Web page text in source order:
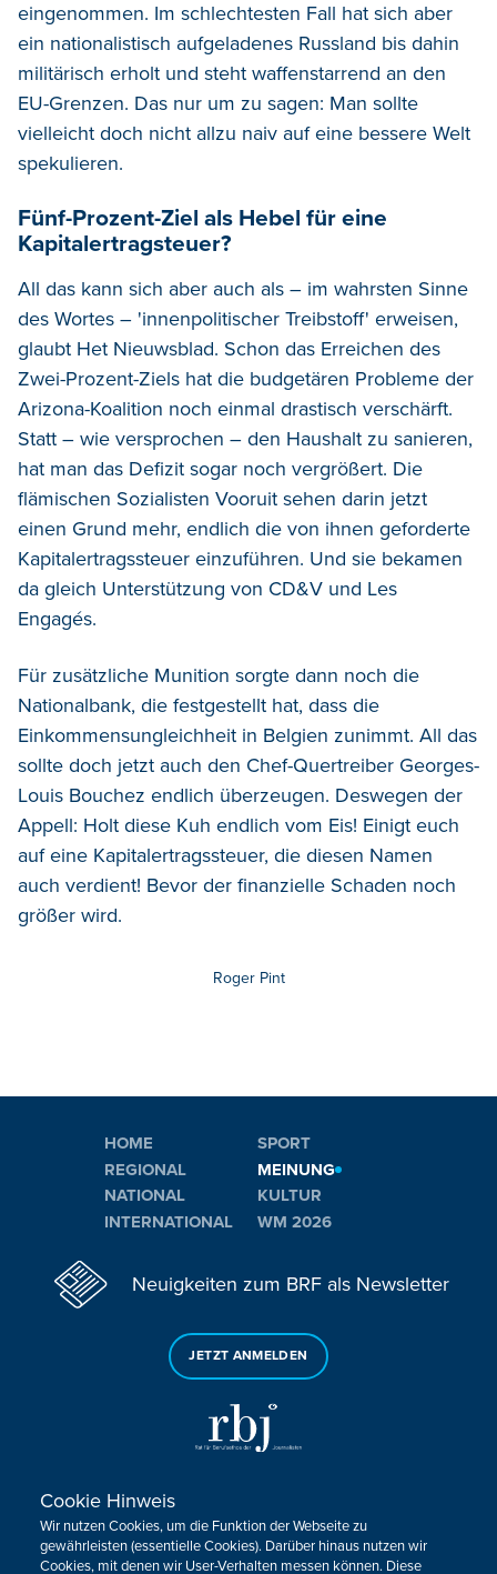
eingenommen. Im schlechtesten Fall hat sich aber
ein nationalistisch aufgeladenes Russland bis dahin
militärisch erholt und steht waffenstarrend an den
EU-Grenzen. Das nur um zu sagen: Man sollte
vielleicht doch nicht allzu naiv auf eine bessere Welt
spekulieren.
Fünf-Prozent-Ziel als Hebel für eine
Kapitalertragsteuer?
All das kann sich aber auch als – im wahrsten Sinne
des Wortes – 'innenpolitischer Treibstoff' erweisen,
glaubt Het Nieuwsblad. Schon das Erreichen des
Zwei-Prozent-Ziels hat die budgetären Probleme der
Arizona-Koalition noch einmal drastisch verschärft.
Statt – wie versprochen – den Haushalt zu sanieren,
hat man das Defizit sogar noch vergrößert. Die
flämischen Sozialisten Vooruit sehen darin jetzt
einen Grund mehr, endlich die von ihnen geforderte
Kapitalertragssteuer einzuführen. Und sie bekamen
da gleich Unterstützung von CD&V und Les
Engagés.
Für zusätzliche Munition sorgte dann noch die
Nationalbank, die festgestellt hat, dass die
Einkommensungleichheit in Belgien zunimmt. All das
sollte doch jetzt auch den Chef-Quertreiber Georges-
Louis Bouchez endlich überzeugen. Deswegen der
Appell: Holt diese Kuh endlich vom Eis! Einigt euch
auf eine Kapitalertragssteuer, die diesen Namen
auch verdient! Bevor der finanzielle Schaden noch
größer wird.
Roger Pint
HOME
REGIONAL
NATIONAL
INTERNATIONAL
SPORT
MEINUNG
KULTUR
WM 2026
Neuigkeiten zum BRF als Newsletter
JETZT ANMELDEN
Sie haben noch Fragen oder Anmerkungen?
KONTAKTIEREN SIE UNS!
Cookie Hinweis
Wir nutzen Cookies, um die Funktion der Webseite zu
gewährleisten (essentielle Cookies). Darüber hinaus nutzen wir
Cookies, mit denen wir User-Verhalten messen können. Diese